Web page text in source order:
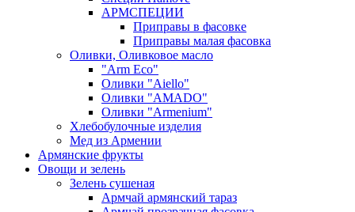
АРМСПЕЦИИ
Приправы в фасовке
Приправы малая фасовка
Оливки, Оливковое масло
"Arm Eco"
Оливки "Aiello"
Оливки "AMADO"
Оливки "Armenium"
Хлебобулочные изделия
Мед из Армении
Армянские фрукты
Овощи и зелень
Зелень сушеная
Армчай армянский тараз